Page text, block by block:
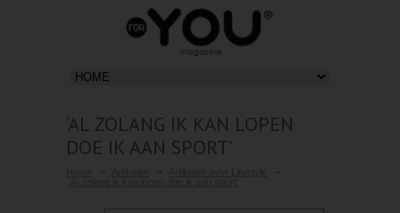
‘AL ZOLANG IK KAN LOPEN
DOE IK AAN SPORT’